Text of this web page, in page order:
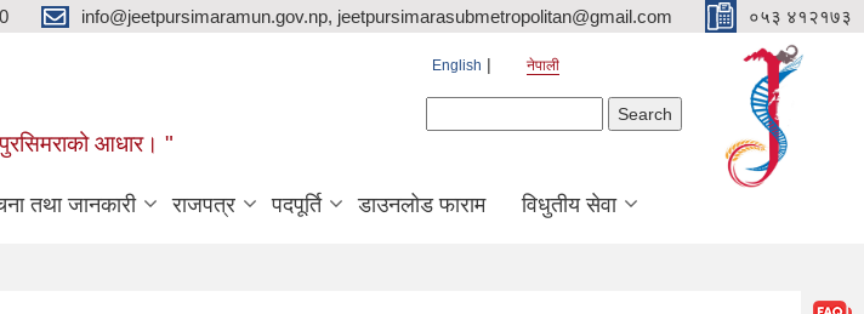
info@jeetpursimaramun.gov.np, jeetpursimarasubmetropolitan@gmail.com ०५३ ४१२१७३
आधार। "
English नेपाली
तथा जानकारी राजपत्र पदपूर्ति डाउनलोड फाराम विधुतीय सेवा